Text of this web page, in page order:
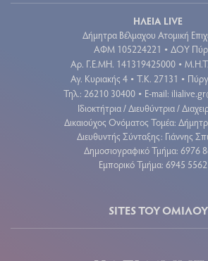
ΗΛΕΙΑ LIVE
Δήμητρα Βέλμαχου Ατομική
ΑΦΜ 105224221 • ΔΟΥ
Aρ. Γ.Ε.ΜΗ. 141319425000 •
Αγ. Κυριακής 4 • Τ.Κ. 27131 •
Τηλ.: 26210 30400 • E-mail:
Ιδιοκτήτρια / Διευθύντρια /
Δικαιούχος Ονόματος Τομέα:
Διευθυντής Σύνταξης: Γιάννης
Δημοσιογραφικό Τμήμα: 6976
Εμπορικό Τμήμα: 6945
SITES ΤΟΥ ΟΜΙΛΟΥ